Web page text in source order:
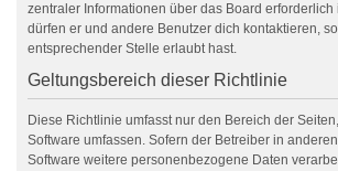
zentraler Informationen über das Board
dürfen er und andere Benutzer dich kontaktieren,
entsprechender Stelle erlaubt hast.
Geltungsbereich dieser Richtlinie
Diese Richtlinie umfasst nur den Bereich der
Software umfassen. Sofern der Betreiber in
Software weitere personenbezogene Daten